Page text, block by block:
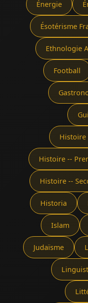
Énergie
Ésotérisme
Ethnologie
Football
Histoire
Histoire --
Histoire --
Historia
Islam
Judaïsme